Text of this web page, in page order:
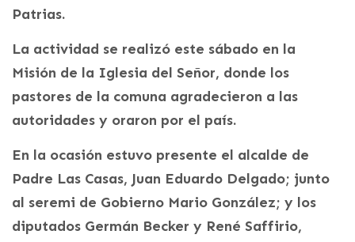
Patrias.
La actividad se realizó este sábado en la
Misión de la Iglesia del Señor, donde los
pastores de la comuna agradecieron a las
autoridades y oraron por el país.
En la ocasión estuvo presente el alcalde de
Padre Las Casas, Juan Eduardo Delgado; junto
al seremi de Gobierno Mario González; y los
diputados Germán Becker y René Saffirio,